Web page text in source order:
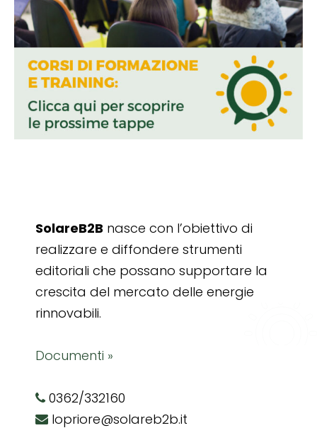
SolareB2B nasce con l’obiettivo di
realizzare e diffondere strumenti
editoriali che possano supportare la
crescita del mercato delle energie
rinnovabili.
Documenti »
0362/332160
lopriore@solareb2b.it